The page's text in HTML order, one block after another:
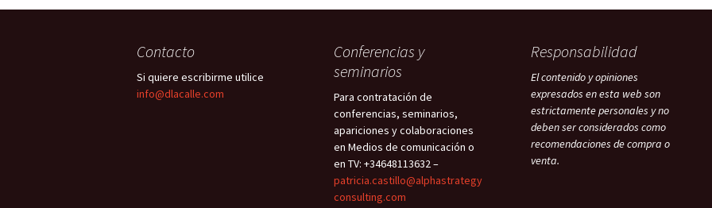
Contacto
Si quiere escribirme utilice
info@dlacalle.com
Conferencias y
seminarios
Para contratación de
conferencias, seminarios,
apariciones y colaboraciones
en Medios de comunicación o
en TV: +34648113632 –
patricia.castillo@alphastrategy
consulting.com
Responsabilidad
El contenido y opiniones
expresados en esta web son
estrictamente personales y no
deben ser considerados como
recomendaciones de compra o
venta.